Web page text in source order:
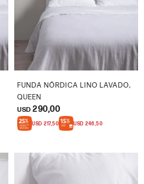
FUNDA NÓRDICA LINO LAVADO,
QUEEN
USD 290,00
USD 217,50 USD 246,50